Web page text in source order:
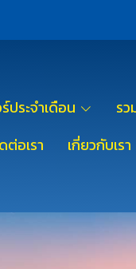
ประจำเดือน
ร
ต่อเรา เกี่ยวกับเรา